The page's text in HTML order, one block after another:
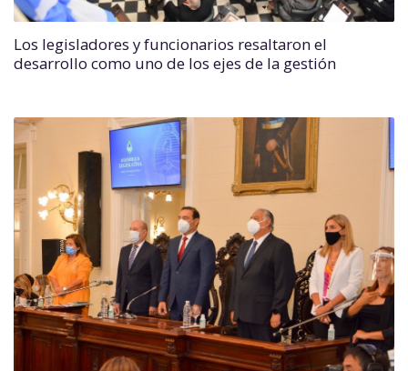
Los legisladores y funcionarios resaltaron el
desarrollo como uno de los ejes de la gestión